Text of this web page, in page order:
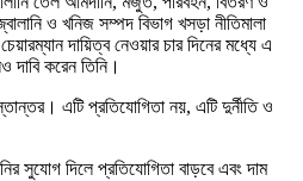
ও খনিজ সম্পদ বিভাগ খসড়া নীতিমালা
দায়িত্ব নেওয়ার চার দিনের মধ্যে এ
দাবি করেন তিনি।
এটি প্রতিযোগিতা নয়, এটি দুর্নীতি ও
সুযোগ দিলে প্রতিযোগিতা বাড়বে এবং দাম